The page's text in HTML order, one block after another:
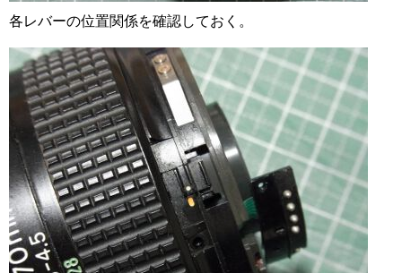
各レバーの位置関係を確認しておく。